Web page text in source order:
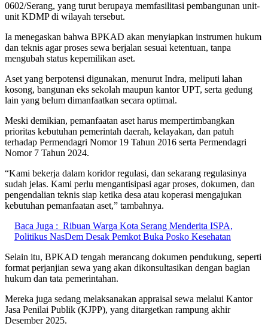
0602/Serang, yang turut berupaya memfasilitasi pembangunan unit-
unit KDMP di wilayah tersebut.
Ia menegaskan bahwa BPKAD akan menyiapkan instrumen hukum
dan teknis agar proses sewa berjalan sesuai ketentuan, tanpa
mengubah status kepemilikan aset.
Aset yang berpotensi digunakan, menurut Indra, meliputi lahan
kosong, bangunan eks sekolah maupun kantor UPT, serta gedung
lain yang belum dimanfaatkan secara optimal.
Meski demikian, pemanfaatan aset harus mempertimbangkan
prioritas kebutuhan pemerintah daerah, kelayakan, dan patuh
terhadap Permendagri Nomor 19 Tahun 2016 serta Permendagri
Nomor 7 Tahun 2024.
“Kami bekerja dalam koridor regulasi, dan sekarang regulasinya
sudah jelas. Kami perlu mengantisipasi agar proses, dokumen, dan
pengendalian teknis siap ketika desa atau koperasi mengajukan
kebutuhan pemanfaatan aset,” tambahnya.
Baca Juga : Ribuan Warga Kota Serang Menderita ISPA,
Politikus NasDem Desak Pemkot Buka Posko Kesehatan
Selain itu, BPKAD tengah merancang dokumen pendukung, seperti
format perjanjian sewa yang akan dikonsultasikan dengan bagian
hukum dan tata pemerintahan.
Mereka juga sedang melaksanakan appraisal sewa melalui Kantor
Jasa Penilai Publik (KJPP), yang ditargetkan rampung akhir
Desember 2025.